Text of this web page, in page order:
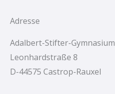
Adresse
Adalbert-Stifter-Gymnasium
Leonhardstraße 8
D-44575 Castrop-Rauxel